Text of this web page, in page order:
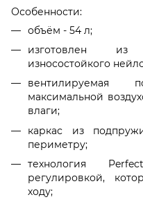
Особенности:
объём - 54 л;
изготовлен из
износостойкого
вентилируемая
максимальной
влаги;
каркас из
периметру;
технология
регулировкой,
ходу;